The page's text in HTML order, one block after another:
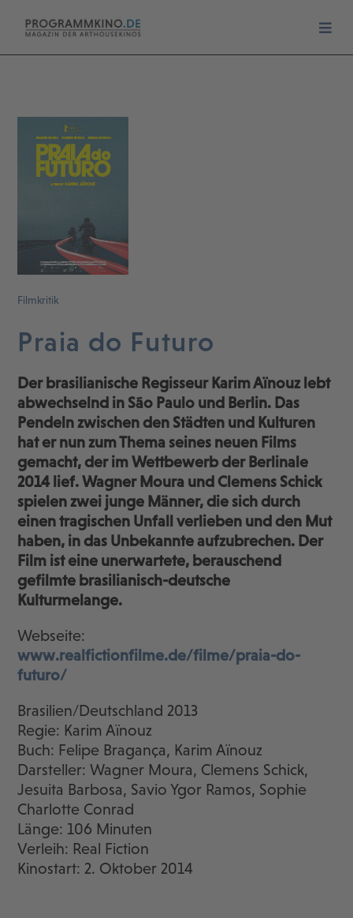
Filmkritik
Praia do Futuro
Der brasilianische Regisseur Karim Aïnouz lebt
abwechselnd in São Paulo und Berlin. Das
Pendeln zwischen den Städten und Kulturen
hat er nun zum Thema seines neuen Films
gemacht, der im Wettbewerb der Berlinale
2014 lief. Wagner Moura und Clemens Schick
spielen zwei junge Männer, die sich durch
einen tragischen Unfall verlieben und den Mut
haben, in das Unbekannte aufzubrechen. Der
Film ist eine unerwartete, berauschend
gefilmte brasilianisch-deutsche
Kulturmelange.
Webseite:
www.realfictionfilme.de/filme/praia-do-
futuro/
Brasilien/Deutschland 2013
Regie: Karim Aïnouz
Buch: Felipe Bragança, Karim Aïnouz
Darsteller: Wagner Moura, Clemens Schick,
Jesuita Barbosa, Savio Ygor Ramos, Sophie
Charlotte Conrad
Länge: 106 Minuten
Verleih: Real Fiction
Kinostart: 2. Oktober 2014